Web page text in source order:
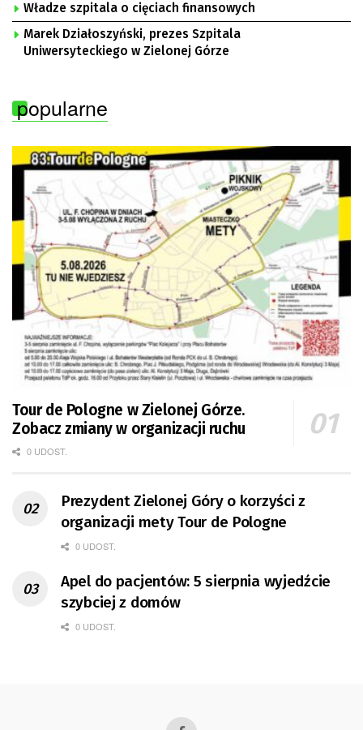
Władze szpitala o cięciach finansowych
Marek Działoszyński, prezes Szpitala
Uniwersyteckiego w Zielonej Górze
popularne
Tour de Pologne w Zielonej Górze.
Zobacz zmiany w organizacji ruchu
0 UDOST.
Prezydent Zielonej Góry o korzyści z
organizacji mety Tour de Pologne
0 UDOST.
Apel do pacjentów: 5 sierpnia wyjedźcie
szybciej z domów
0 UDOST.